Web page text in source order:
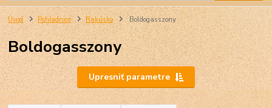
Úvod Pohľadnice Rakúsko Boldogasszony
Boldogasszony
Upresniť parametre